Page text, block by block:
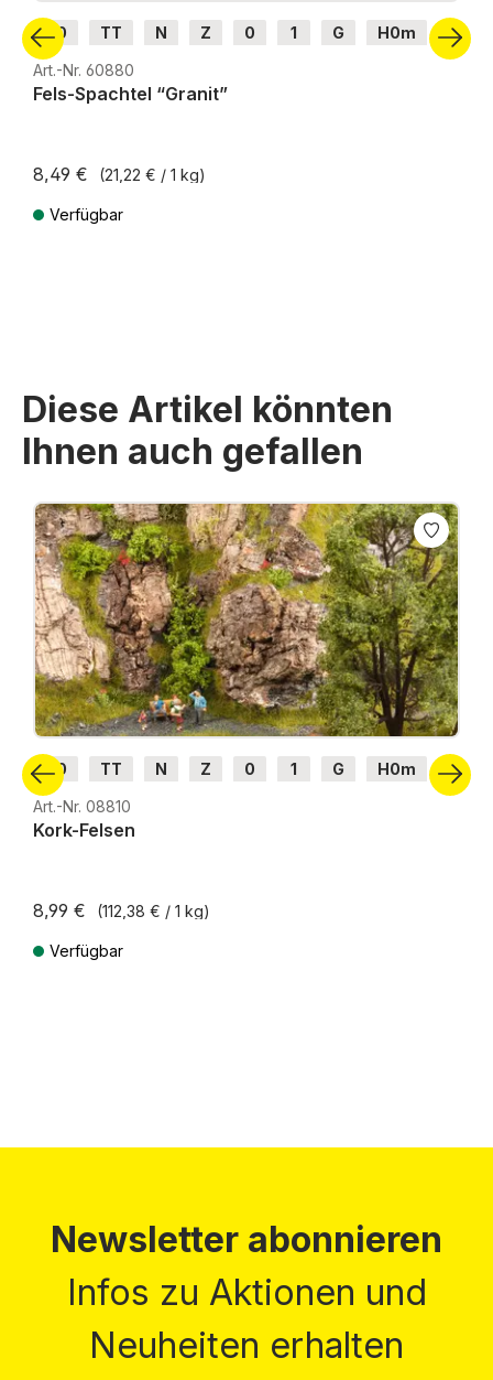
H0 TT N Z 0 1 G
H0m
H0e
Art.-Nr. 60880
Fels-Spachtel “Granit”
8,49 € (21,22 € / 1 kg)
Verfügbar
Diese Artikel könnten
Ihnen auch gefallen
Produktgalerie überspringen
H0 TT N Z 0 1 G
H0m
H0e
Art.-Nr. 08810
Kork-Felsen
8,99 € (112,38 € / 1 kg)
Verfügbar
Newsletter abonnieren
Infos zu Aktionen und
Neuheiten erhalten